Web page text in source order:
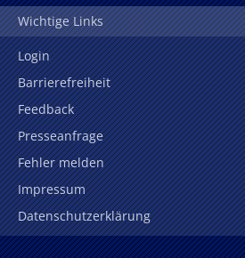
Wichtige Links
Login
Barrierefreiheit
Feedback
Presseanfrage
Fehler melden
Impressum
Datenschutzerklärung